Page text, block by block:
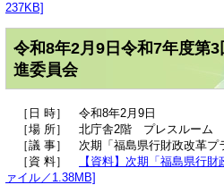
237KB]
令和8年2月9日令和7年度第
進委員会
［日 時］ 令和8年2月9日
［場 所］ 北庁舎2階 プレスルーム
［議 事］ 次期「福島県行財政改革プ
［資 料］
【資料】次期「福島県行
ァイル／1.38MB]